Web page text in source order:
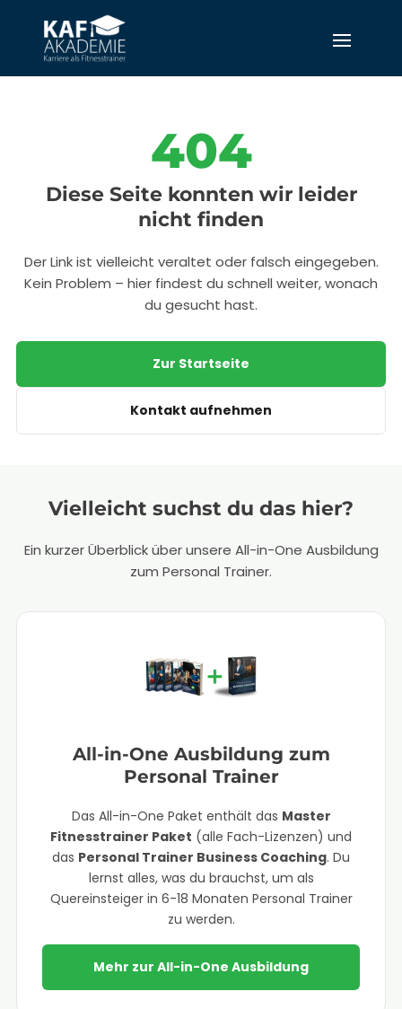
404
Diese Seite konnten wir leider
nicht finden
Der Link ist vielleicht veraltet oder falsch eingegeben.
Kein Problem – hier findest du schnell weiter, wonach
du gesucht hast.
Zur Startseite
Kontakt aufnehmen
Vielleicht suchst du das hier?
Ein kurzer Überblick über unsere All-in-One Ausbildung
zum Personal Trainer.
All-in-One Ausbildung zum
Personal Trainer
Das All-in-One Paket enthält das Master
Fitnesstrainer Paket (alle Fach-Lizenzen) und
das Personal Trainer Business Coaching. Du
lernst alles, was du brauchst, um als
Quereinsteiger in 6-18 Monaten Personal Trainer
zu werden.
Mehr zur All-in-One Ausbildung